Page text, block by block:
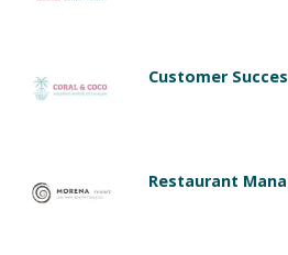
Customer
Restaurant